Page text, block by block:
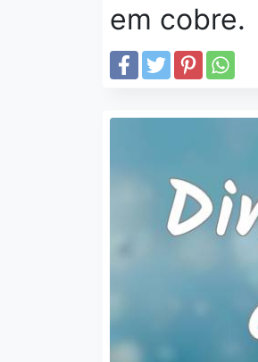
em cobre.